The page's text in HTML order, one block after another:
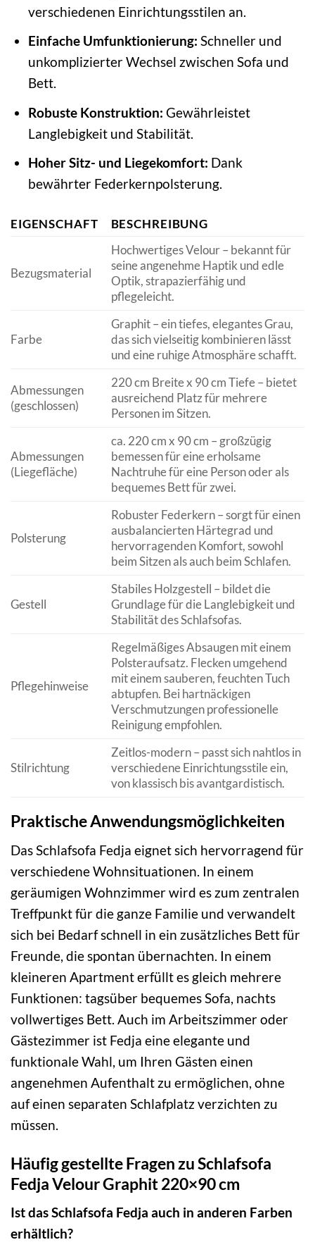
verschiedenen Einrichtungsstilen an.
Einfache Umfunktionierung: Schneller und
unkomplizierter Wechsel zwischen Sofa und
Bett.
Robuste Konstruktion: Gewährleistet
Langlebigkeit und Stabilität.
Hoher Sitz- und Liegekomfort: Dank
bewährter Federkernpolsterung.
EIGENSCHAFT BESCHREIBUNG
Bezugsmaterial
Hochwertiges Velour – bekannt für
seine angenehme Haptik und edle
Optik, strapazierfähig und
pflegeleicht.
Farbe
Graphit – ein tiefes, elegantes Grau,
das sich vielseitig kombinieren lässt
und eine ruhige Atmosphäre schafft.
Abmessungen
(geschlossen)
220 cm Breite x 90 cm Tiefe – bietet
ausreichend Platz für mehrere
Personen im Sitzen.
Abmessungen
(Liegefläche)
ca. 220 cm x 90 cm – großzügig
bemessen für eine erholsame
Nachtruhe für eine Person oder als
bequemes Bett für zwei.
Polsterung
Robuster Federkern – sorgt für einen
ausbalancierten Härtegrad und
hervorragenden Komfort, sowohl
beim Sitzen als auch beim Schlafen.
Gestell
Stabiles Holzgestell – bildet die
Grundlage für die Langlebigkeit und
Stabilität des Schlafsofas.
Pflegehinweise
Regelmäßiges Absaugen mit einem
Polsteraufsatz. Flecken umgehend
mit einem sauberen, feuchten Tuch
abtupfen. Bei hartnäckigen
Verschmutzungen professionelle
Reinigung empfohlen.
Stilrichtung
Zeitlos-modern – passt sich nahtlos in
verschiedene Einrichtungsstile ein,
von klassisch bis avantgardistisch.
Praktische Anwendungsmöglichkeiten
Das Schlafsofa Fedja eignet sich hervorragend für
verschiedene Wohnsituationen. In einem
geräumigen Wohnzimmer wird es zum zentralen
Treffpunkt für die ganze Familie und verwandelt
sich bei Bedarf schnell in ein zusätzliches Bett für
Freunde, die spontan übernachten. In einem
kleineren Apartment erfüllt es gleich mehrere
Funktionen: tagsüber bequemes Sofa, nachts
vollwertiges Bett. Auch im Arbeitszimmer oder
Gästezimmer ist Fedja eine elegante und
funktionale Wahl, um Ihren Gästen einen
angenehmen Aufenthalt zu ermöglichen, ohne
auf einen separaten Schlafplatz verzichten zu
müssen.
Häufig gestellte Fragen zu Schlafsofa
Fedja Velour Graphit 220×90 cm
Ist das Schlafsofa Fedja auch in anderen Farben
erhältlich?